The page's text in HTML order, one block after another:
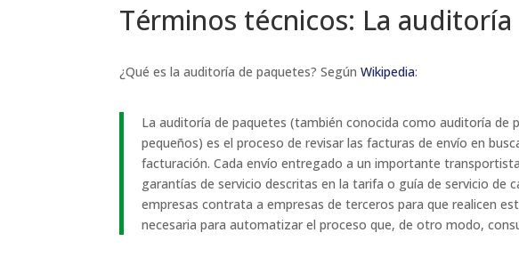
Términos técnicos: La
¿Qué es la auditoría de paquetes? SegúnWikipedia:
La auditoría de paquetes (también conocida como auditoría de
pequeños) es el proceso de revisar las facturas de envío en
facturación. Cada envío entregado a un importante
garantías de servicio descritas en la tarifa o guía de servicio de
empresas contrata a empresas de terceros para que realicen
necesaria para automatizar el proceso que, de otro modo,